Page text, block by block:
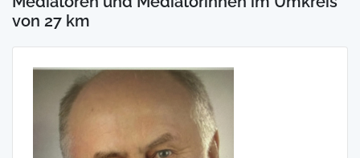
von 27 km